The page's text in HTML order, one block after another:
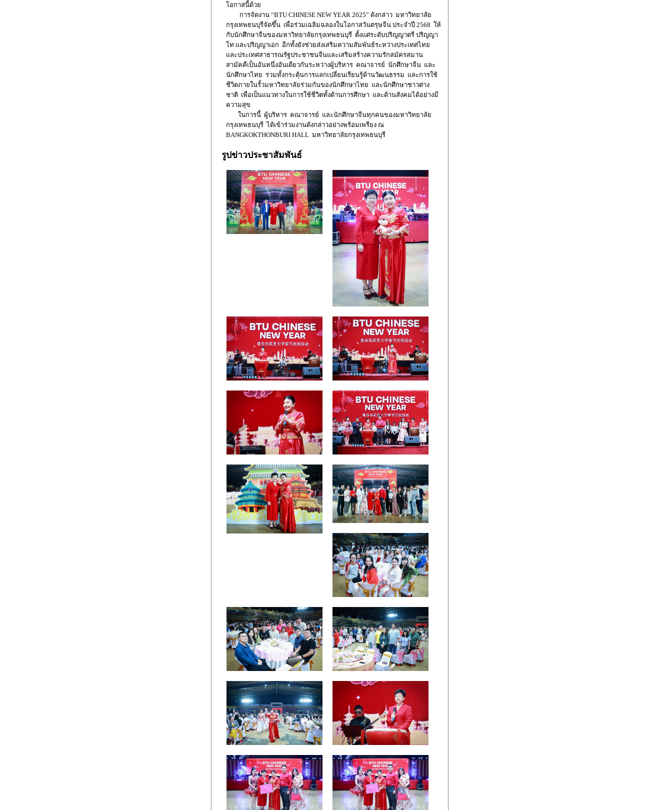
โอกาสนี้ด้วย
การจัดงาน “BTU CHINESE NEW YEAR 2025” ดังกล่าว มหาวิทยาลัย
กรุงเทพธนบุรีจัดขึ้น เพื่อร่วมเฉลิมฉลองในโอกาสวันตรุษจีน ประจำปี 2568 ให้
กับนักศึกษาจีนของมหาวิทยาลัยกรุงเทพธนบุรี ตั้งแต่ระดับปริญญาตรี ปริญญา
โท และปริญญาเอก อีกทั้งยังช่วยส่งเสริมความสัมพันธ์ระหว่างประเทศไทย
และประเทศสาธารณรัฐประชาชนจีนและเสริมสร้างความรักสมัครสมาน
สามัคคีเป็นอันหนึ่งอันเดียวกันระหว่างผู้บริหาร คณาจารย์ นักศึกษาจีน และ
นักศึกษาไทย รวมทั้งกระตุ้นการแลกเปลี่ยนเรียนรู้ด้านวัฒนธรรม และการใช้
ชีวิตภายในรั้วมหาวิทยาลัยร่วมกันของนักศึกษาไทย และนักศึกษาชาวต่าง
ชาติ เพื่อเป็นแนวทางในการใช้ชีวิตทั้งด้านการศึกษา และด้านสังคมได้อย่างมี
ความสุข
ในการนี้ ผู้บริหาร คณาจารย์ และนักศึกษาจีนทุกคนของมหาวิทยาลัย
กรุงเทพธนบุรี ได้เข้าร่วมงานดังกล่าวอย่างพร้อมเพรียง ณ
BANGKOKTHONBURI HALL มหาวิทยาลัยกรุงเทพธนบุรี
รูปข่าวประชาสัมพันธ์